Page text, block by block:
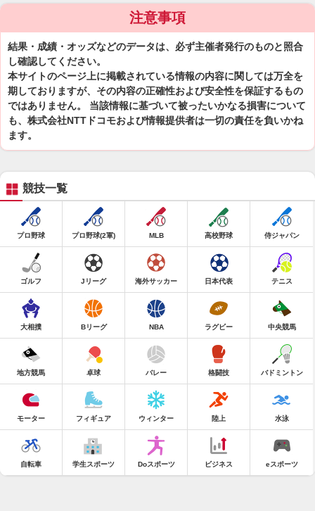
注意事項
結果・成績・オッズなどのデータは、必ず主催者発行のものと照合
し確認してください。
本サイトのページ上に掲載されている情報の内容に関しては万全を
期しておりますが、その内容の正確性および安全性を保証するもの
ではありません。 当該情報に基づいて被ったいかなる損害について
も、株式会社NTTドコモおよび情報提供者は一切の責任を負いかね
ます。
競技一覧
プロ野球 プロ野球(2軍) MLB 高校野球 侍ジャパン
ゴルフ Jリーグ 海外サッカー 日本代表 テニス
大相撲 Bリーグ NBA ラグビー 中央競馬
地方競馬 卓球 バレー 格闘技 バドミントン
モーター フィギュア ウィンター 陸上 水泳
自転車 学生スポーツ Doスポーツ ビジネス eスポーツ